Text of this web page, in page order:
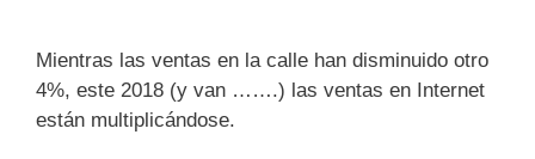
Mientras las ventas en la calle han disminuido otro
4%, este 2018 (y van …….) las ventas en Internet
están multiplicándose.